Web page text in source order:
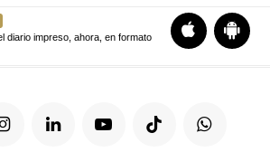
diario impreso, ahora, en formato